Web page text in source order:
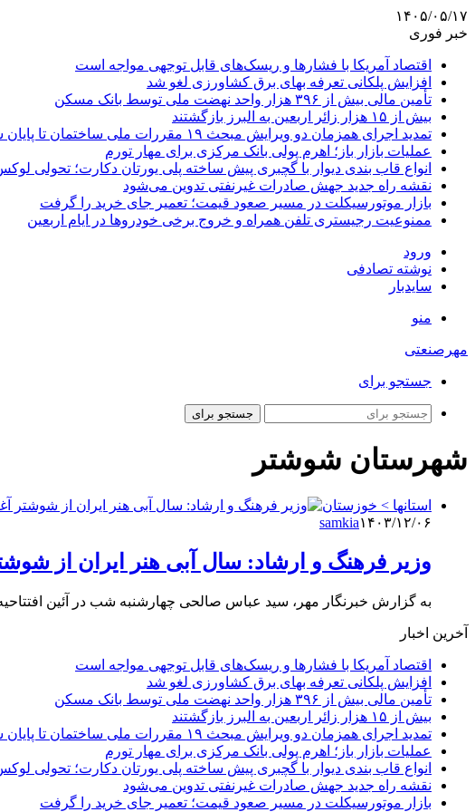
۱۴۰۵/۰۵/۱۷
خبر فوری
اقتصاد آمریکا با فشارها و ریسک‌های قابل توجهی مواجه است
افزایش پلکانی تعرفه بهای برق کشاورزی لغو شد
تأمین مالی بیش از ۳۹۶ هزار واحد نهضت ملی توسط بانک مسکن
بیش از ۱۵ هزار زائر اربعین به البرز بازگشتند
تمدید اجرای همزمان دو ویرایش مبحث ۱۹ مقررات ملی ساختمان تا پایان سال
عملیات بازار باز؛ اهرم پولی بانک مرکزی برای مهار تورم
انواع قاب بندی دیوار با گچبری پیش ساخته پلی یورتان دکارت؛ تحولی
نقشه راه جدید جهش صادرات غیرنفتی تدوین می‌شود
بازار موتورسیکلت در مسیر صعود قیمت؛ تعمیر جای خرید را گرفت
ممنوعیت رجیستری تلفن همراه و خروج برخی خودروها در ایام اربعین
ورود
نوشته تصادفی
سایدبار
منو
مهرصنعتی
جستجو برای
جستجو برای
شهرستان شوشتر
استانها > خوزستان
samkia۱۴۰۳/۱۲/۰۶
وزیر فرهنگ و ارشاد: سال آبی هنر ایران از
به گزارش خبرنگار مهر، سید عباس صالحی چهارشنبه شب در آئین
آخرین اخبار
اقتصاد آمریکا با فشارها و ریسک‌های قابل توجهی مواجه است
افزایش پلکانی تعرفه بهای برق کشاورزی لغو شد
تأمین مالی بیش از ۳۹۶ هزار واحد نهضت ملی توسط بانک مسکن
بیش از ۱۵ هزار زائر اربعین به البرز بازگشتند
تمدید اجرای همزمان دو ویرایش مبحث ۱۹ مقررات ملی ساختمان تا پایان سال
عملیات بازار باز؛ اهرم پولی بانک مرکزی برای مهار تورم
انواع قاب بندی دیوار با گچبری پیش ساخته پلی یورتان دکارت؛ تحولی
نقشه راه جدید جهش صادرات غیرنفتی تدوین می‌شود
بازار موتورسیکلت در مسیر صعود قیمت؛ تعمیر جای خرید را گرفت